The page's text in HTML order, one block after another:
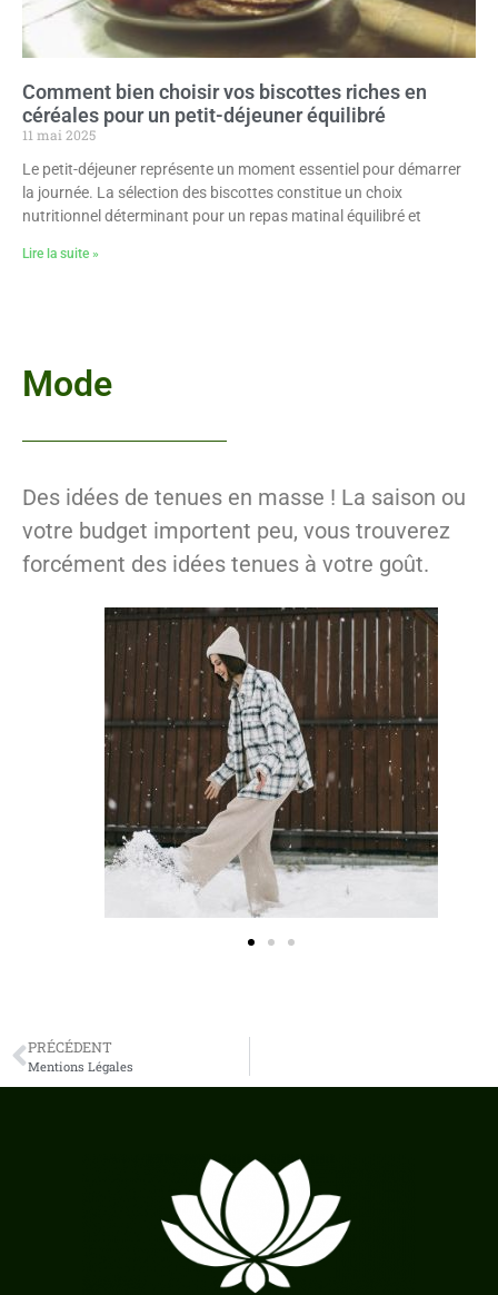
Comment bien choisir vos biscottes riches en
céréales pour un petit-déjeuner équilibré
11 mai 2025
Le petit-déjeuner représente un moment essentiel pour démarrer
la journée. La sélection des biscottes constitue un choix
nutritionnel déterminant pour un repas matinal équilibré et
Lire la suite »
Mode
Des idées de tenues en masse ! La saison ou
votre budget importent peu, vous trouverez
forcément des idées tenues à votre goût.
PRÉCÉDENT
Mentions Légales